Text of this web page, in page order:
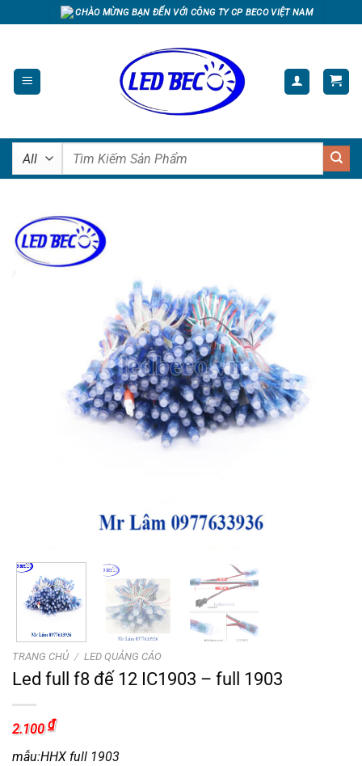
to
CHÀO MỪNG BẠN ĐẾN VỚI CÔNG TY CP BECO VIỆT NAM
kiếm:
TRANG CHỦ / LED QUẢNG CÁO
Led full f8 đế 12 IC1903 – full 1903
2.100₫
mẫu:HHX full 1903